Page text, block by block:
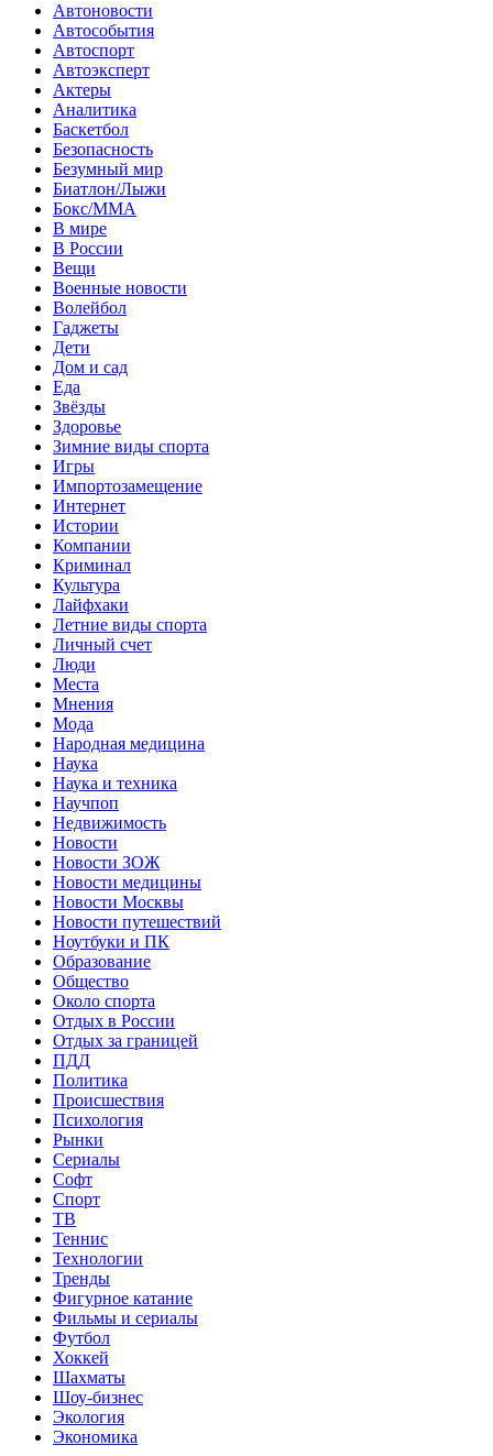
Автоновости
Автособытия
Автоспорт
Автоэксперт
Актеры
Аналитика
Баскетбол
Безопасность
Безумный мир
Биатлон/Лыжи
Бокс/MMA
В мире
В России
Вещи
Военные новости
Волейбол
Гаджеты
Дети
Дом и сад
Еда
Звёзды
Здоровье
Зимние виды спорта
Игры
Импортозамещение
Интернет
Истории
Компании
Криминал
Культура
Лайфхаки
Летние виды спорта
Личный счет
Люди
Места
Мнения
Мода
Народная медицина
Наука
Наука и техника
Научпоп
Недвижимость
Новости
Новости ЗОЖ
Новости медицины
Новости Москвы
Новости путешествий
Ноутбуки и ПК
Образование
Общество
Около спорта
Отдых в России
Отдых за границей
ПДД
Политика
Происшествия
Психология
Рынки
Сериалы
Софт
Спорт
ТВ
Теннис
Технологии
Тренды
Фигурное катание
Фильмы и сериалы
Футбол
Хоккей
Шахматы
Шоу-бизнес
Экология
Экономика